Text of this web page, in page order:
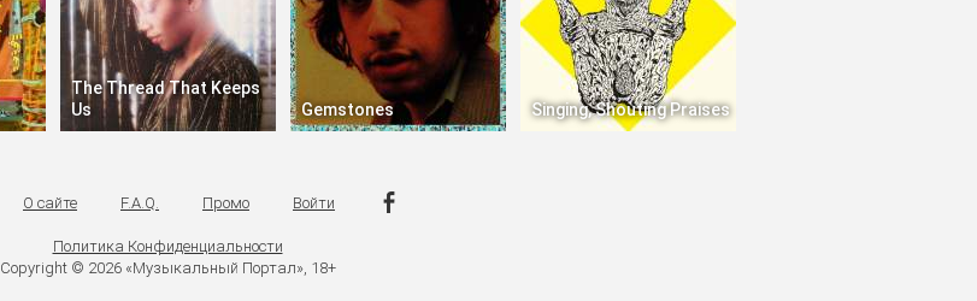
The Thread That Keeps
Us
Gemstones Singing, Shouting Praises
О сайте F.A.Q. Промо Войти
Политика Конфиденциальности
Copyright © 2026 «Музыкальный Портал», 18+